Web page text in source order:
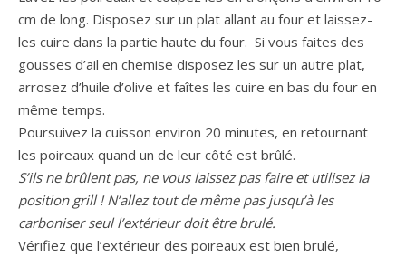
cm de long. Disposez sur un plat allant au four et laissez-
les cuire dans la partie haute du four. Si vous faites des
gousses d’ail en chemise disposez les sur un autre plat,
arrosez d’huile d’olive et faîtes les cuire en bas du four en
même temps.
Poursuivez la cuisson environ 20 minutes, en retournant
les poireaux quand un de leur côté est brûlé.
S’ils ne brûlent pas, ne vous laissez pas faire et utilisez la
position grill ! N’allez tout de même pas jusqu’à les
carboniser seul l’extérieur doit être brulé.
Vérifiez que l’extérieur des poireaux est bien brulé,